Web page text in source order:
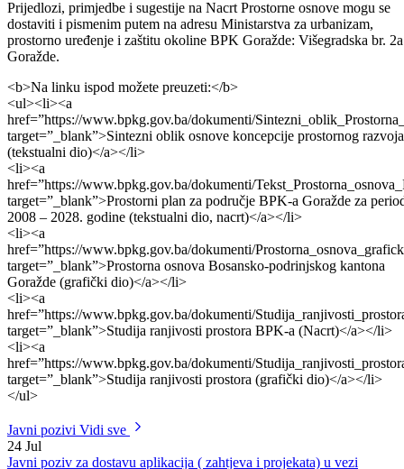
prostorijama Ministarstva za urbanizam, prostorno uređenje i zaštitu
okoline – Kantonalni stambeni fond, u ul. M Tita br. 13 u Goraždu.
Prijedlozi, primjedbe i sugestije na Nacrt Prostorne osnove mogu se
prostorno uređenje i zaštitu okoline BPK Goražde: Višegradska br. 2a
Goražde.
<b>Na linku ispod možete preuzeti:</b>
<ul><li><a
href=”https://www.bpkg.gov.ba/dokumenti/
target=”_blank”>Sintezni oblik osnove koncepcije prostornog razvoja
(tekstualni dio)</a></li>
<li><a
href=”https://www.bpkg.gov.ba/dokumenti/
target=”_blank”>Prostorni plan za područje BPK-a Goražde za
2008 – 2028. godine (tekstualni dio, nacrt)</a></li>
<li><a
href=”https://www.bpkg.gov.ba/dokumenti/
target=”_blank”>Prostorna osnova Bosansko-podrinjskog kantona
Goražde (grafički dio)</a></li>
<li><a
href=”https://www.bpkg.gov.ba/dokumenti/
target=”_blank”>Studija ranjivosti prostora BPK-a (Nacrt)</a></li>
<li><a
target=”_blank”>Studija ranjivosti prostora (grafički dio)</a></li>
</ul>